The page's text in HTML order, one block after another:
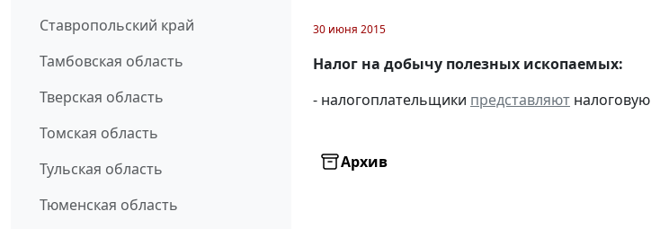
Ставропольский край
Тамбовская область
Тверская область
Томская область
Тульская область
Тюменская область
30 июня 2015
Налог на добычу полезных ископаемых:
- налогоплательщики представляют налоговую
Архив